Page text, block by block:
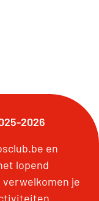
2026
en
lopend
verwelkomen je